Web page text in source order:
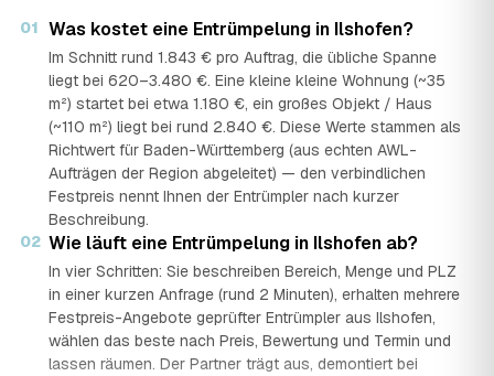
01 Was kostet eine Entrümpelung in Ilshofen?
Im Schnitt rund 1.843 € pro Auftrag, die übliche Spanne
liegt bei 620–3.480 €. Eine kleine kleine Wohnung (~35
m²) startet bei etwa 1.180 €, ein großes Objekt / Haus
(~110 m²) liegt bei rund 2.840 €. Diese Werte stammen als
Richtwert für Baden-Württemberg (aus echten AWL-
Aufträgen der Region abgeleitet) — den verbindlichen
Festpreis nennt Ihnen der Entrümpler nach kurzer
Beschreibung.
02 Wie läuft eine Entrümpelung in Ilshofen ab?
In vier Schritten: Sie beschreiben Bereich, Menge und PLZ
in einer kurzen Anfrage (rund 2 Minuten), erhalten mehrere
Festpreis-Angebote geprüfter Entrümpler aus Ilshofen,
wählen das beste nach Preis, Bewertung und Termin und
lassen räumen. Der Partner trägt aus, demontiert bei